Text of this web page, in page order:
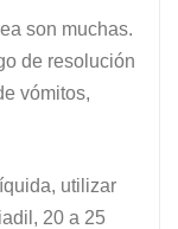
son muchas.
de resolución
vómitos,
utilizar
20 a 25